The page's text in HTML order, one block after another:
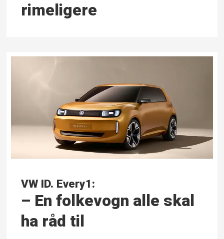
rimeligere
VW ID. Every1:
– En folkevogn alle skal
ha råd til